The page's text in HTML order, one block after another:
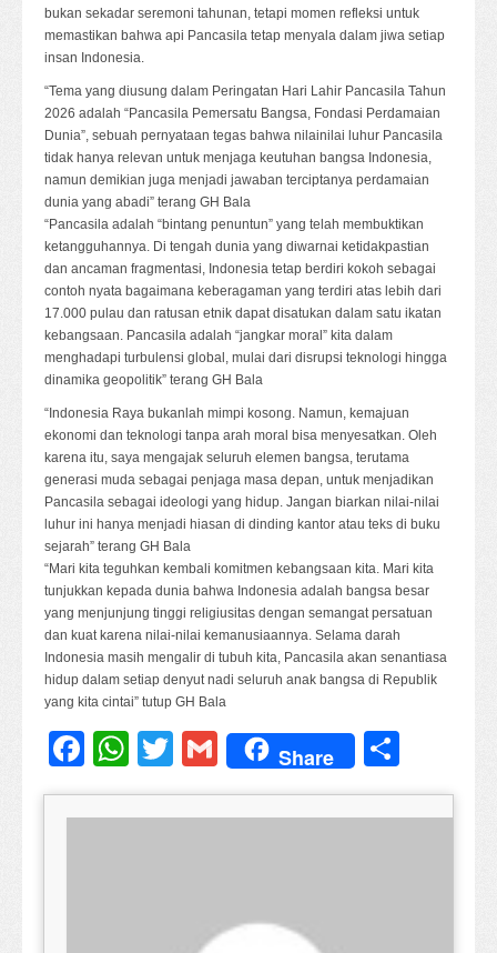
bukan sekadar seremoni tahunan, tetapi momen refleksi untuk
memastikan bahwa api Pancasila tetap menyala dalam jiwa setiap
insan Indonesia.
“Tema yang diusung dalam Peringatan Hari Lahir Pancasila Tahun
2026 adalah “Pancasila Pemersatu Bangsa, Fondasi Perdamaian
Dunia”, sebuah pernyataan tegas bahwa nilainilai luhur Pancasila
tidak hanya relevan untuk menjaga keutuhan bangsa Indonesia,
namun demikian juga menjadi jawaban terciptanya perdamaian
dunia yang abadi” terang GH Bala
“Pancasila adalah “bintang penuntun” yang telah membuktikan
ketangguhannya. Di tengah dunia yang diwarnai ketidakpastian
dan ancaman fragmentasi, Indonesia tetap berdiri kokoh sebagai
contoh nyata bagaimana keberagaman yang terdiri atas lebih dari
17.000 pulau dan ratusan etnik dapat disatukan dalam satu ikatan
kebangsaan. Pancasila adalah “jangkar moral” kita dalam
menghadapi turbulensi global, mulai dari disrupsi teknologi hingga
dinamika geopolitik” terang GH Bala
“Indonesia Raya bukanlah mimpi kosong. Namun, kemajuan
ekonomi dan teknologi tanpa arah moral bisa menyesatkan. Oleh
karena itu, saya mengajak seluruh elemen bangsa, terutama
generasi muda sebagai penjaga masa depan, untuk menjadikan
Pancasila sebagai ideologi yang hidup. Jangan biarkan nilai-nilai
luhur ini hanya menjadi hiasan di dinding kantor atau teks di buku
sejarah” terang GH Bala
“Mari kita teguhkan kembali komitmen kebangsaan kita. Mari kita
tunjukkan kepada dunia bahwa Indonesia adalah bangsa besar
yang menjunjung tinggi religiusitas dengan semangat persatuan
dan kuat karena nilai-nilai kemanusiaannya. Selama darah
Indonesia masih mengalir di tubuh kita, Pancasila akan senantiasa
hidup dalam setiap denyut nadi seluruh anak bangsa di Republik
yang kita cintai” tutup GH Bala
Facebook
WhatsApp
TwitterGmail
Share